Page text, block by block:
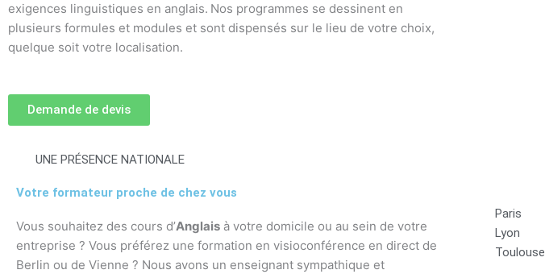
exigences linguistiques en anglais. Nos programmes se dessinent en
plusieurs formules et modules et sont dispensés sur le lieu de votre choix,
quelque soit votre localisation.
Demande de devis
UNE PRÉSENCE NATIONALE
Votre formateur proche de chez vous
Vous souhaitez des cours d’Anglais à votre domicile ou au sein de votre
entreprise ? Vous préférez une formation en visioconférence en direct de
Berlin ou de Vienne ? Nous avons un enseignant sympathique et
Paris
Lyon
Toulouse